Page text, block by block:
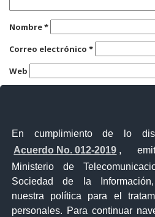
En cumplimiento de lo
Acuerdo No. 012-2019 ,
Ministerio de
Sociedad de la Información,
nuestra política para el
personales. Para continuar
Nombre*
Correo electrónico *
Web
Guarda mi nombre, correo
Ventanilla
Ventanilla Única de
Gobierno